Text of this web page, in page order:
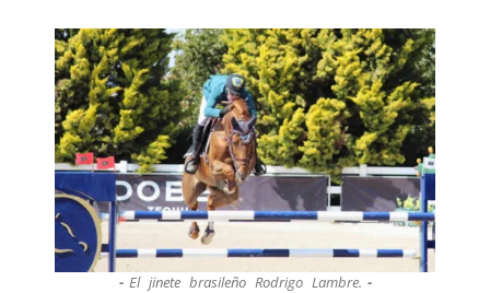
El jinete brasileño Rodrigo Lambre.